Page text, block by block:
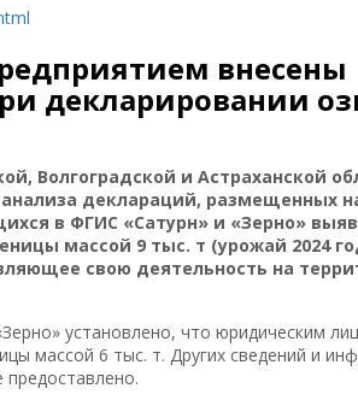
внесены
декларировании
Волгоградской и Астраханской
деклараций, размещенных
в ФГИС «Сатурн» и «Зерно»
массой 9 тыс. т (урожай 2024
свою деятельность на
установлено, что юридическим
массой 6 тыс. т. Других сведений и